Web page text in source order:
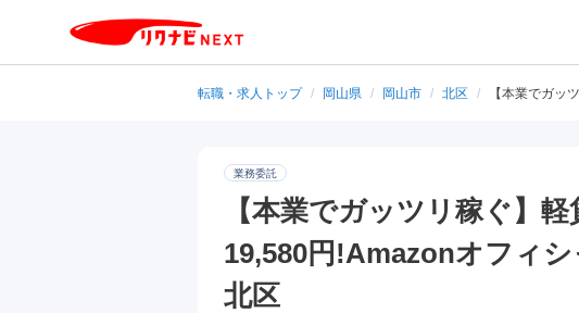
転職・求人トップ / 岡山県 / 岡山市 / 北区 / 【本業でガ
業務委託
【本業でガッツリ稼ぐ】
19,580円!Amazonオフィ
北区